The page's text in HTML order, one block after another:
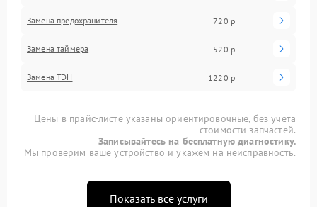
Замена предохранителя 720 р
Замена таймера 520 р
Замена ТЭН 1220 р
Цены в прайс-листе указаны ориентировочные, без учета
стоимости запчастей.
Записывайтесь на бесплатную диагностику.
Мы проверим ваше устройство и укажем на неисправность.
Показать все услуги